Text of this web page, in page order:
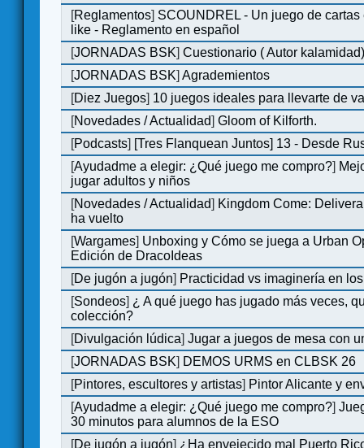
[Reglamentos] SCOUNDREL - Un juego de
like - Reglamento en español
[JORNADAS BSK]Cuestionario ( Autor
[JORNADAS BSK]Agrademientos
[Diez Juegos] 10 juegos ideales para llevarte de
[Novedades / Actualidad]Gloom of Kilforth.
[Podcasts] [Tres Flanquean Juntos] 13 - Desde
[Ayudadme a elegir: ¿Qué juego me compro?]
jugar adultos y niños
[Novedades / Actualidad] Kingdom Come:
ha vuelto
[Wargames] Unboxing y Cómo se juega a Urban
Edición de DracoIdeas
[De jugón a jugón] Practicidad vs imaginería en
[Sondeos] ¿ A qué juego has jugado más veces,
colección?
[Divulgación lúdica]Jugar a juegos de mesa con
[JORNADAS BSK] DEMOS URMS en CLBSK 26
[Pintores, escultores y artistas] Pintor Alicante y
[Ayudadme a elegir: ¿Qué juego me compro?]
30 minutos para alumnos de la ESO
[De jugón a jugón] ¿Ha envejecido mal Puerto